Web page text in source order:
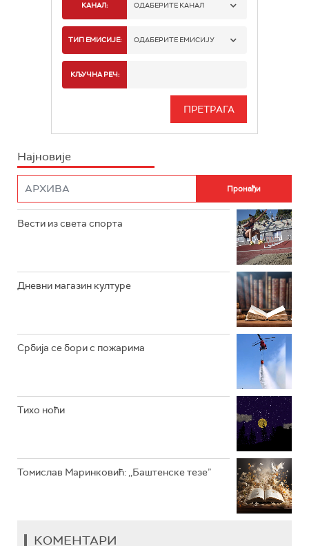
КАНАЛ: ОДАБЕРИТЕ КАНАЛ
РАДИО БЕОГРАД 1
РАДИО БЕОГРАД 3
РАДИО РОКЕНРОЛЕР
ТИП ЕМИСИЈЕ: ОДАБЕРИТЕ ЕМИСИЈУ
ИНФО
КЉУЧНА РЕЧ:
Најновије
Вести из света спорта
Дневни магазин културе
Србија се бори с пожарима
Тихо ноћи
Томислав Маринковић: ,,Баштенске тезе”
КОМЕНТАРИ